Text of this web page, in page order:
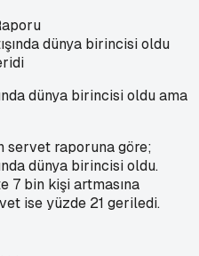
dünya birincisi oldu ama
servet raporuna göre;
dünya birincisi oldu.
7 bin kişi artmasına
ise yüzde 21 geriledi.